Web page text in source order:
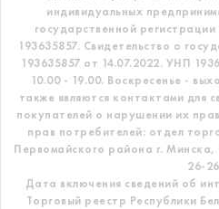
индивидуальных
государственной
193635857. Свидетельство о
193635857 от 14.07.2022. УНП
10.00 - 19.00. Воскресенье -
также являются контактами для
покупателей о нарушении их
прав потребителей: отдел
Первомайского района г. Минска,
26-26
Дата включения сведений об
Торговый реестр Республики